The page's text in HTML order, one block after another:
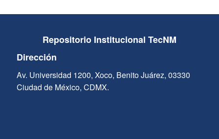
Repositorio Institucional TecNM
Dirección
Av. Universidad 1200, Xoco, Benito Juárez, 03330
Ciudad de México, CDMX.